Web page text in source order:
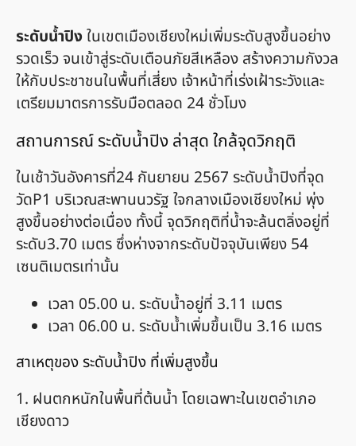
ระดับน้ำปิงในเขตเมืองเชียงใหม่เพิ่มระดับสูงขึ้นอย่าง
รวดเร็ว จนเข้าสู่ระดับเตือนภัยสีเหลือง สร้างความกังวล
ให้กับประชาชนในพื้นที่เสี่ยง เจ้าหน้าที่เร่งเฝ้าระวังและ
เตรียมมาตรการรับมือตลอด 24 ชั่วโมง
สถานการณ์ ระดับน้ำปิง ล่าสุด ใกล้จุดวิกฤติ
ในเช้าวันอังคารที่24 กันยายน 2567 ระดับน้ำปิงที่จุด
วัดP1 บริเวณสะพานนวรัฐ ใจกลางเมืองเชียงใหม่ พุ่ง
สูงขึ้นอย่างต่อเนื่อง ทั้งนี้ จุดวิกฤติที่น้ำจะล้นตลิ่งอยู่ที่
ระดับ3.70 เมตร ซึ่งห่างจากระดับปัจจุบันเพียง 54
เซนติเมตรเท่านั้น
เวลา 05.00 น. ระดับน้ำอยู่ที่ 3.11 เมตร
เวลา 06.00 น. ระดับน้ำเพิ่มขึ้นเป็น 3.16 เมตร
สาเหตุของ ระดับน้ำปิง ที่เพิ่มสูงขึ้น
1. ฝนตกหนักในพื้นที่ต้นน้ำ โดยเฉพาะในเขตอำเภอ
เชียงดาว